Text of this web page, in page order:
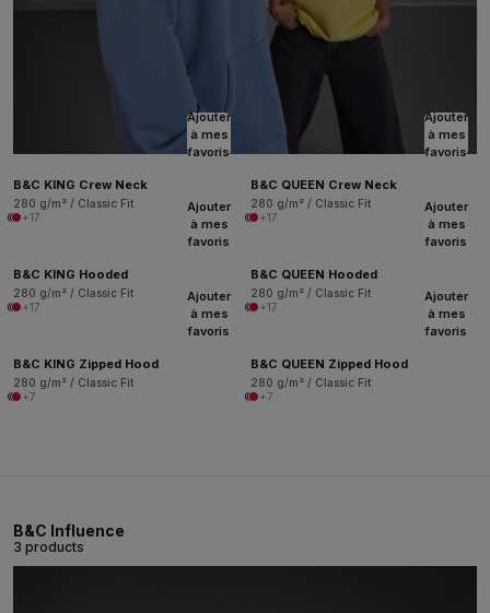
Ajouter
à mes
favoris
B&C KING Crew Neck
280 g/m² / Classic Fit
+17
Ajouter
à mes
favoris
B&C QUEEN Crew Neck
280 g/m² / Classic Fit
+17
Ajouter
à mes
favoris
B&C KING Hooded
280 g/m² / Classic Fit
+17
Ajouter
à mes
favoris
B&C QUEEN Hooded
280 g/m² / Classic Fit
+17
Ajouter
à mes
favoris
B&C KING Zipped Hood
280 g/m² / Classic Fit
+7
Ajouter
à mes
favoris
B&C QUEEN Zipped Hood
280 g/m² / Classic Fit
+7
B&C Influence
3 products